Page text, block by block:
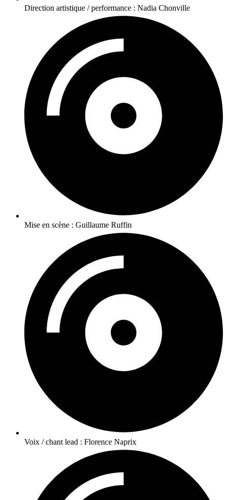
Direction artistique / performance : Nadia Chonville
Mise en scène : Guillaume Ruffin
Voix / chant lead : Florence Naprix